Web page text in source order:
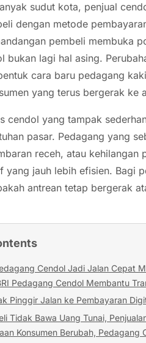
sudut kota, penjual
dengan metode
pembeli membuka
bukan lagi hal asing.
cara baru pedagang
yang terus bergerak ke
cendol yang tampak
pasar. Pedagang yang
receh, atau
yang jauh lebih efisien. Bagi
antrean tetap bergerak
Cendol Jadi Jalan Cepat
Pedagang Cendol Membantu
Pinggir Jalan ke Pembayaran
Tidak Bawa Uang Tunai,
Konsumen Berubah, Pedagang